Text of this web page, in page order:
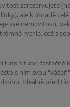
zarezervujete
ale k úhradě
své nemovitosti, pak
rychle, což s
tuto situaci částečně
s ním svou
Ideálně před